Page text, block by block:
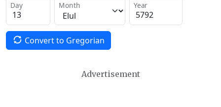
Day Month Year
Convert to Gregorian
Advertisement